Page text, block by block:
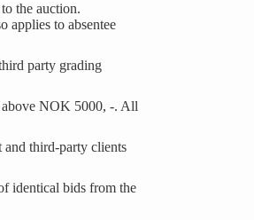
the auction.
applies to absentee
party grading
above NOK 5000, -. All
and third-party clients
identical bids from the